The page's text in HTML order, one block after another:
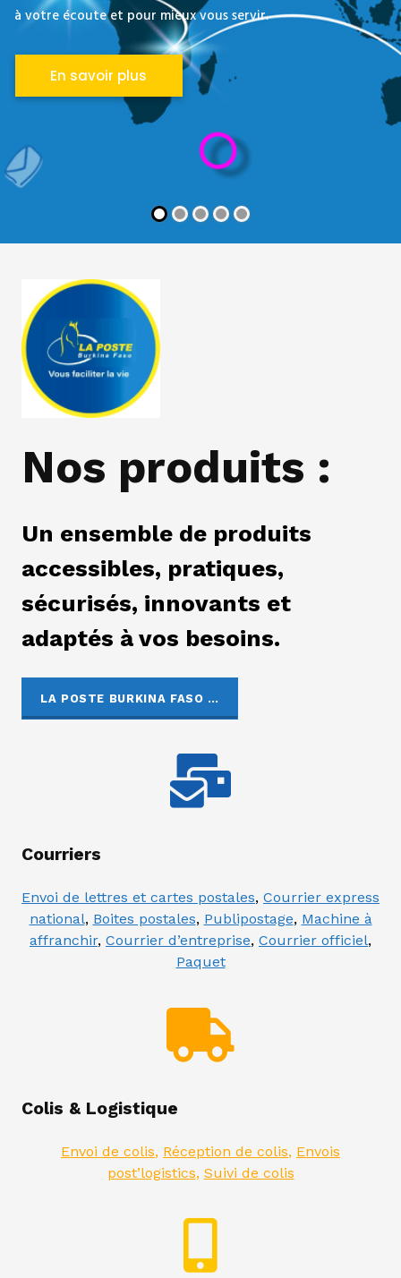
à votre écoute et pour mieux vous servir.
En savoir plus
Nos produits :
Un ensemble de produits
accessibles, pratiques,
sécurisés, innovants et
adaptés à vos besoins.
LA POSTE BURKINA FASO …
Courriers
Envoi de lettres et cartes postales, Courrier express
national, Boites postales, Publipostage, Machine à
affranchir, Courrier d’entreprise, Courrier officiel,
Paquet
Colis & Logistique
Envoi de colis, Réception de colis, Envois
post’logistics, Suivi de colis